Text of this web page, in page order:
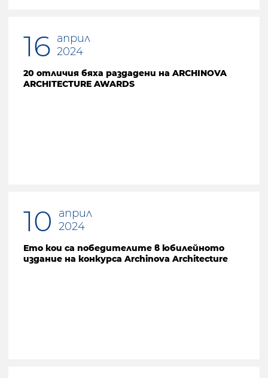
16 април
2024
20 отличия бяха раздадени на ARCHINOVA
ARCHITECTURE AWARDS
10
април
2024
Ето кои са победителите в юбилейното
издание на конкурса Archinova Architecture